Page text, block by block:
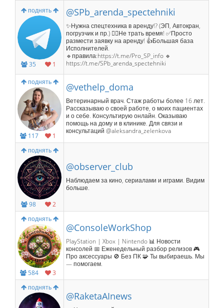
поднять
35 1
@SPb_arenda_spectehniki
✨Нужна спецтехника в аренду!? (ЭП, Автокран,
погрузчик и пр.) 🏃‍♂️Не трать время! ✅Просто
размести заявку на аренду! 👍Большая база
Исполнителей.
🔹правила:https://t.me/Pro_SP_info 🔹
https://t.me/SPb_arenda_spectehniki
поднять
117 1
@vethelp_doma
Ветеринарный врач. Стаж работы более 16 лет.
Рассказываю о своей работе, о моих пациентах
и о себе. Консультирую онлайн. Оказываю
помощь на дому и в клинике. Для связи и
консультаций @aleksandra_zelenkova
поднять
98 2
@observer_club
Наблюдаем за кино, сериалами и играми. Видим
больше.
поднять
584 3
@ConsoleWorkShop
PlayStation | Xbox | Nintendo 📊 Новости
консолей 📅 Еженедельный разбор релизов 🎮
Про аксессуары 🚫 Без ПК 🧩 Ты выбираешь. Мы
— помогаем.
поднять
@RaketaAInews